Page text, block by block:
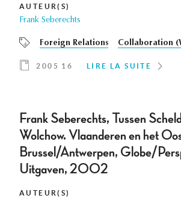
AUTEUR(S)
Frank Seberechts
Foreign Relations Collaboration
2005 16 LIRE LA SUITE
Frank Seberechts, Tussen
Wolchow. Vlaanderen en het
Brussel/Antwerpen, Globe/
Uitgaven, 2002
AUTEUR(S)